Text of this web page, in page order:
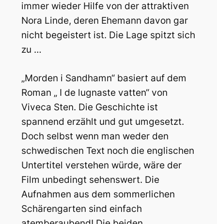
immer wieder Hilfe von der attraktiven
Nora Linde, deren Ehemann davon gar
nicht begeistert ist. Die Lage spitzt sich
zu …
„Morden i Sandhamn“ basiert auf dem
Roman „ I de lugnaste vatten“ von
Viveca Sten. Die Geschichte ist
spannend erzählt und gut umgesetzt.
Doch selbst wenn man weder den
schwedischen Text noch die englischen
Untertitel verstehen würde, wäre der
Film unbedingt sehenswert. Die
Aufnahmen aus dem sommerlichen
Schärengarten sind einfach